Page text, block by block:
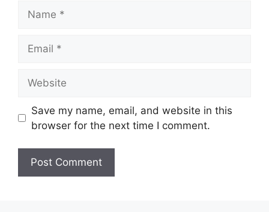
Save my name, email, and website in this
browser for the next time I comment.